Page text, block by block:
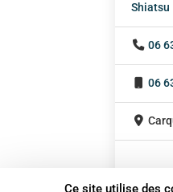
Shiatsu
06
06
Ce site utilise des